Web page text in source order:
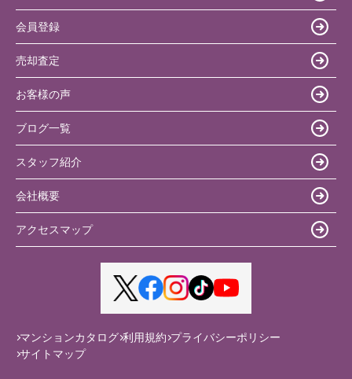
会員登録
売却査定
お客様の声
ブログ一覧
スタッフ紹介
会社概要
アクセスマップ
マンションカタログ 利用規約 プライバシーポリシー
サイトマップ